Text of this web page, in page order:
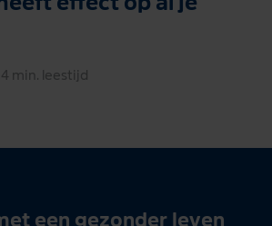
4 min. leestijd
een gezonder leven